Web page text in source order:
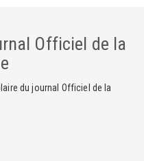
Officiel de la
du journal Officiel de la